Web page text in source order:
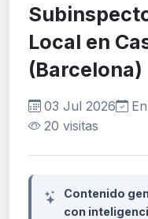
Local en
(Barcelona)
03 Jul 2026
20 visitas
Contenido
con